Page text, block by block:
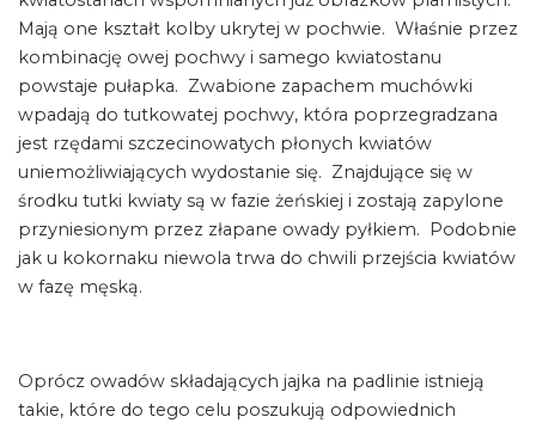
Mają one kształt kolby ukrytej w pochwie. Właśnie przez
kombinację owej pochwy i samego kwiatostanu
powstaje pułapka. Zwabione zapachem muchówki
wpadają do tutkowatej pochwy, która poprzegradzana
jest rzędami szczecinowatych płonych kwiatów
uniemożliwiających wydostanie się. Znajdujące się w
środku tutki kwiaty są w fazie żeńskiej i zostają zapylone
przyniesionym przez złapane owady pyłkiem. Podobnie
jak u kokornaku niewola trwa do chwili przejścia kwiatów
w fazę męską.
Oprócz owadów składających jajka na padlinie istnieją
takie, które do tego celu poszukują odpowiednich